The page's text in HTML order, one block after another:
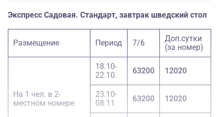
29.12.
61440 5670
22.10.
47530 2840
23.10-
08.11.
47530 2840
09.11-
29.12.
45480 2840
Экспресс Садовая. Стандарт, завтрак шведский стол
Размещение Период 7/6
Доп.сутки
(за номер)
На 1 чел. в 2-
местном номере
18.10-
22.10.
63200 12020
23.10-
08.11.
63200 12020